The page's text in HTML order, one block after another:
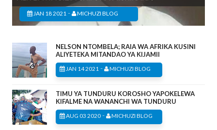
JAN 18 2021 - MICHUZI BLOG
NELSON NTOMBELA; RAIA WA AFRIKA KUSINI
ALIYETEKA MITANDAO YA KIJAMII
JAN 14 2021 - MICHUZI BLOG
TIMU YA TUNDURU KOROSHO YAPOKELEWA
KIFALME NA WANANCHI WA TUNDURU
AUG 03 2020 - MICHUZI BLOG